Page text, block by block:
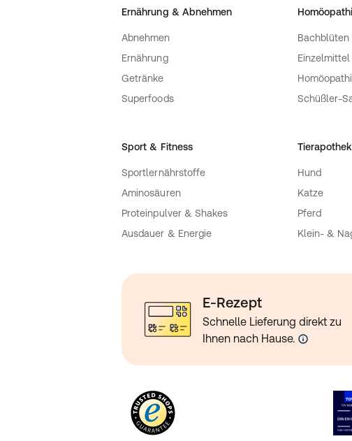
contactmanufacturer@elcompanies.com
Ernährung & Abnehmen
Abnehmen
Ernährung
Getränke
Superfoods
Bachblüten
Einzelmittel
Schüßler-
Sport & Fitness
Sportlernährstoffe
Aminosäuren
Proteinpulver & Shakes
Ausdauer & Energie
Hund
Katze
Pferd
Klein- &
E-Rezept
Schnelle Lieferung direkt zu
Ihnen nach Hause.